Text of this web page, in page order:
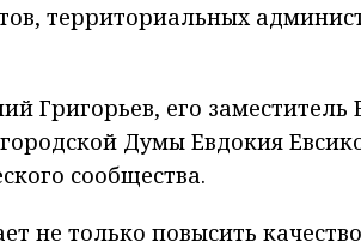
территориальных
Григорьев, его заместитель
Думы Евдокия
сообщества.
не только повысить